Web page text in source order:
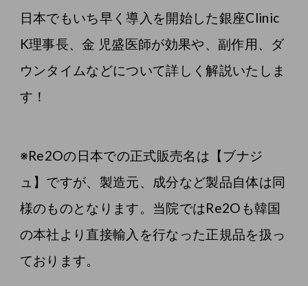
日本でもいち早く導入を開始した銀座Clinic
K理事長、金 児盛医師が効果や、副作用、ダ
ウンタイムなどについて詳しく解説いたしま
す！
※Re2Oの日本での正式販売名は【ブナジ
ュ】ですが、製造元、成分など製品自体は同
様のものとなります。当院ではRe2Oも韓国
の本社より直接輸入を行なった正規品を扱っ
ております。